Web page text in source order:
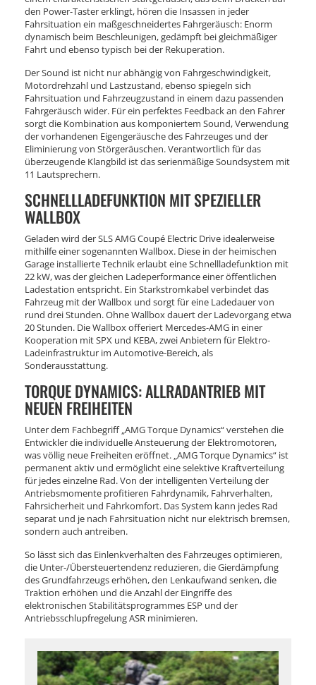
den Power-Taster erklingt, hören die Insassen in jeder
Fahrsituation ein maßgeschneidertes Fahrgeräusch: Enorm
dynamisch beim Beschleunigen, gedämpft bei gleichmäßiger
Fahrt und ebenso typisch bei der Rekuperation.
Der Sound ist nicht nur abhängig von Fahrgeschwindigkeit,
Motordrehzahl und Lastzustand, ebenso spiegeln sich
Fahrsituation und Fahrzeugzustand in einem dazu passenden
Fahrgeräusch wider. Für ein perfektes Feedback an den Fahrer
sorgt die Kombination aus komponiertem Sound, Verwendung
der vorhandenen Eigengeräusche des Fahrzeuges und der
Eliminierung von Störgeräuschen. Verantwortlich für das
überzeugende Klangbild ist das serienmäßige Soundsystem mit
11 Lautsprechern.
SCHNELLLADEFUNKTION MIT SPEZIELLER
WALLBOX
Geladen wird der SLS AMG Coupé Electric Drive idealerweise
mithilfe einer sogenannten Wallbox. Diese in der heimischen
Garage installierte Technik erlaubt eine Schnellladefunktion mit
22 kW, was der gleichen Ladeperformance einer öffentlichen
Ladestation entspricht. Ein Starkstromkabel verbindet das
Fahrzeug mit der Wallbox und sorgt für eine Ladedauer von
rund drei Stunden. Ohne Wallbox dauert der Ladevorgang etwa
20 Stunden. Die Wallbox offeriert Mercedes-AMG in einer
Kooperation mit SPX und KEBA, zwei Anbietern für Elektro-
Ladeinfrastruktur im Automotive-Bereich, als
Sonderausstattung.
TORQUE DYNAMICS: ALLRADANTRIEB MIT
NEUEN FREIHEITEN
Unter dem Fachbegriff „AMG Torque Dynamics“ verstehen die
Entwickler die individuelle Ansteuerung der Elektromotoren,
was völlig neue Freiheiten eröffnet. „AMG Torque Dynamics“ ist
permanent aktiv und ermöglicht eine selektive Kraftverteilung
für jedes einzelne Rad. Von der intelligenten Verteilung der
Antriebsmomente profitieren Fahrdynamik, Fahrverhalten,
Fahrsicherheit und Fahrkomfort. Das System kann jedes Rad
separat und je nach Fahrsituation nicht nur elektrisch bremsen,
sondern auch antreiben.
So lässt sich das Einlenkverhalten des Fahrzeuges optimieren,
die Unter-/Übersteuertendenz reduzieren, die Gierdämpfung
des Grundfahrzeugs erhöhen, den Lenkaufwand senken, die
Traktion erhöhen und die Anzahl der Eingriffe des
elektronischen Stabilitätsprogrammes ESP und der
Antriebsschlupfregelung ASR minimieren.